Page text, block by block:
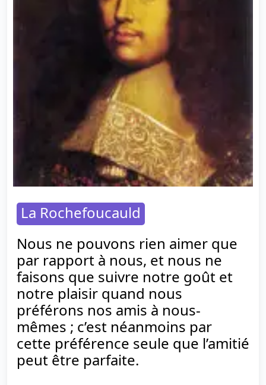
La Rochefoucauld
Nous ne pouvons rien aimer que
par rapport à nous, et nous ne
faisons que suivre notre goût et
notre plaisir quand nous
préférons nos amis à nous-
mêmes ; c’est néanmoins par
cette préférence seule que l’amitié
peut être parfaite.